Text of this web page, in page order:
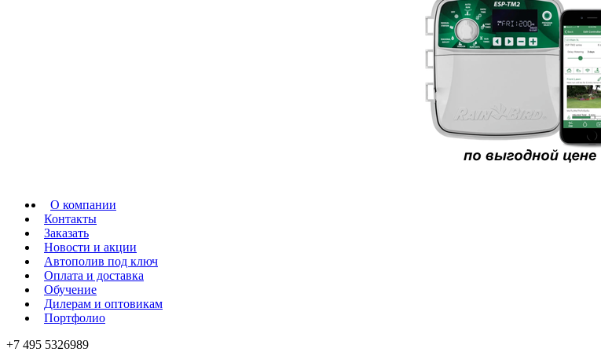
О компании
Контакты
Заказать
Новости и акции
Автополив под ключ
Оплата и доставка
Обучение
Дилерам и оптовикам
Портфолио
+7 495 5326989